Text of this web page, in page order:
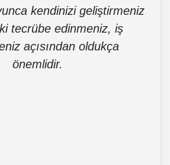
kendinizi geliştirmeniz
tecrübe edinmeniz, iş
açısından oldukça
önemlidir.